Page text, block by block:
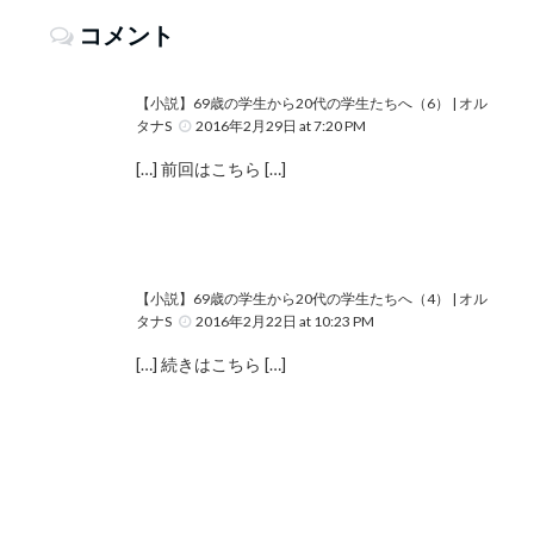
コメント
【小説】69歳の学生から20代の学生たちへ（6） | オル
タナS
2016年2月29日 at 7:20 PM
[…] 前回はこちら […]
【小説】69歳の学生から20代の学生たちへ（4） | オル
タナS
2016年2月22日 at 10:23 PM
[…] 続きはこちら […]